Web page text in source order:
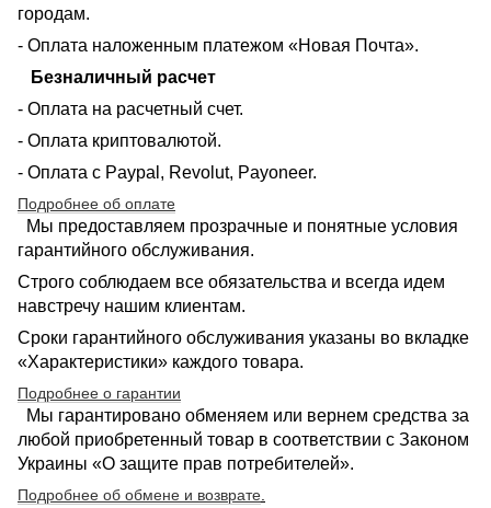
городам.
- Оплата наложенным платежом «Новая Почта».
Безналичный расчет
- Оплата на расчетный счет.
- Оплата криптовалютой.
- Оплата с Paypal, Revolut, Payoneer.
Подробнее об оплате
Мы предоставляем прозрачные и понятные условия
гарантийного обслуживания.
Строго соблюдаем все обязательства и всегда идем
навстречу нашим клиентам.
Сроки гарантийного обслуживания указаны во вкладке
«Характеристики» каждого товара.
Подробнее о гарантии
Мы гарантировано обменяем или вернем средства за
любой приобретенный товар в соответствии с Законом
Украины «О защите прав потребителей».
Подробнее об обмене и возврате